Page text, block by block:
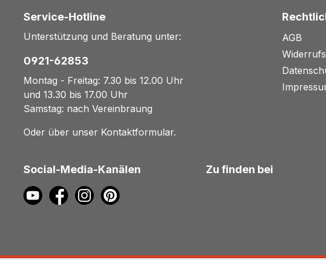
Service-Hotline
Unterstützung und Beratung unter:
0921-62853
Montag - Freitag: 7.30 bis 12.00 Uhr
und 13.30 bis 17.00 Uhr
Samstag: nach Vereinbraung
Oder über unser Kontaktformular.
AGB
Social-Media-Kanälen Zu finden bei